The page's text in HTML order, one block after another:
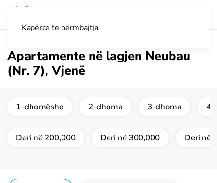
Kapërce te përmbajtja
Apartamente në lagjen Neubau
(Nr. 7), Vjenë
1-dhomëshe 2-dhoma 3-dhoma 4
Deri në 200,000 Deri në 300,000 Deri në